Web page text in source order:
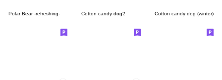
Polar Bear -refreshing- Cotton candy dog2 Cotton candy dog (winter)